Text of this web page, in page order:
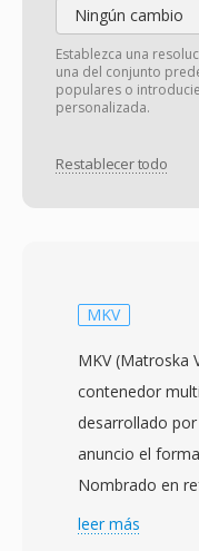
Ningún cambio
Establezca una
una del conjunto
populares o
personalizada.
Restablecer todo
MKV
MKV (Matroska
contenedor
desarrollado
anuncio el
Nombrado en
matrioshka, el
leer más